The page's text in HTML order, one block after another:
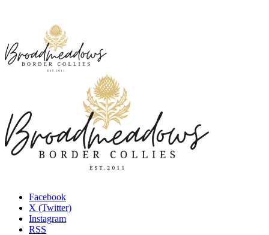
Facebook
X (Twitter)
Instagram
RSS